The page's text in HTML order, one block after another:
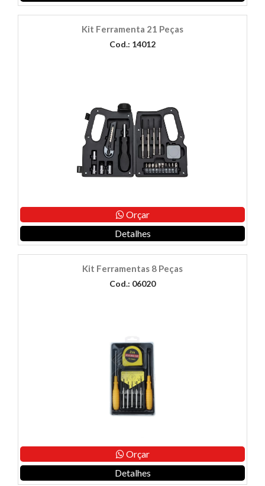
Kit Ferramenta 21 Peças
Cod.: 14012
Orçar
Detalhes
Kit Ferramentas 8 Peças
Cod.: 06020
Orçar
Detalhes